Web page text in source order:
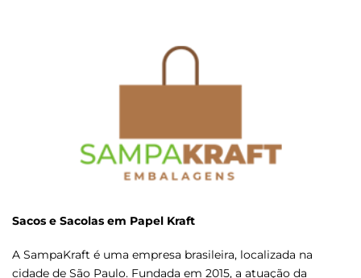
Sacos e Sacolas em Papel Kraft
A SampaKraft é uma empresa brasileira, localizada na
cidade de São Paulo. Fundada em 2015, a atuação da